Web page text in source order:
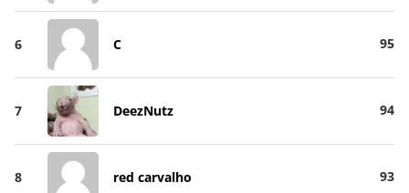
6 C 95
7 DeezNutz 94
8 red carvalho 93